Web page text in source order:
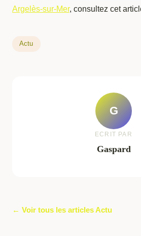
Argelès-sur-Mer, consultez cet
Actu
G
ECRIT PAR
Gaspard
← Voir tous les articles Actu